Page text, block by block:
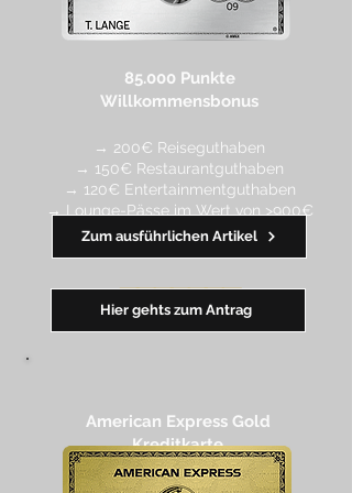
85.000 Punkte
Willkommensbonus
→ 200€ Reiseguthaben
→ 150€ Restaurantguthaben
→ 120€ Entertainmentguthaben
→ Lounge-Pässe im Wert von >900€
━━━━━━━
Zum ausführlichen Artikel
Hier gehts zum Antrag
American Express Gold
Kreditkarte